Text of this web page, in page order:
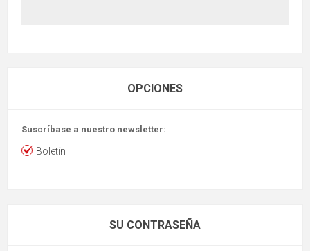
OPCIONES
Suscríbase a nuestro newsletter:
Boletín
SU CONTRASEÑA